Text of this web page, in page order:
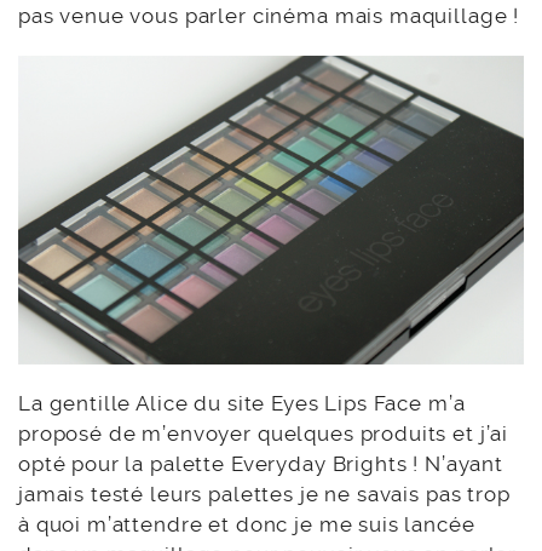
pas venue vous parler cinéma mais maquillage !
La gentille Alice du site Eyes Lips Face m’a
proposé de m’envoyer quelques produits et j’ai
opté pour la palette Everyday Brights ! N’ayant
jamais testé leurs palettes je ne savais pas trop
à quoi m’attendre et donc je me suis lancée